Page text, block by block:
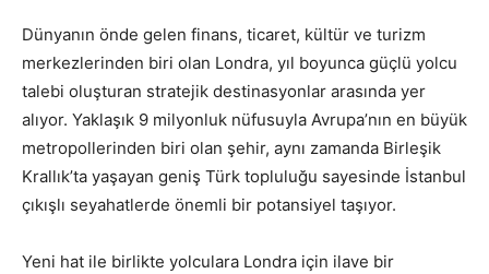
Dünyanın önde gelen finans, ticaret, kültür ve turizm
merkezlerinden biri olan Londra, yıl boyunca güçlü yolcu
talebi oluşturan stratejik destinasyonlar arasında yer
alıyor. Yaklaşık 9 milyonluk nüfusuyla Avrupa’nın en büyük
metropollerinden biri olan şehir, aynı zamanda Birleşik
Krallık’ta yaşayan geniş Türk topluluğu sayesinde İstanbul
çıkışlı seyahatlerde önemli bir potansiyel taşıyor.
Yeni hat ile birlikte yolculara Londra için ilave bir